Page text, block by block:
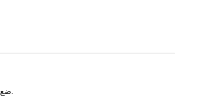
قم بتدريب 3 ثقوب في الجدار بناءً على حجم التثبيت ， ضع الترباس التوسع φ7.5*40 ， ضع المربع لمطابقة الثقوب واستخدام الترباس لتثبيته.